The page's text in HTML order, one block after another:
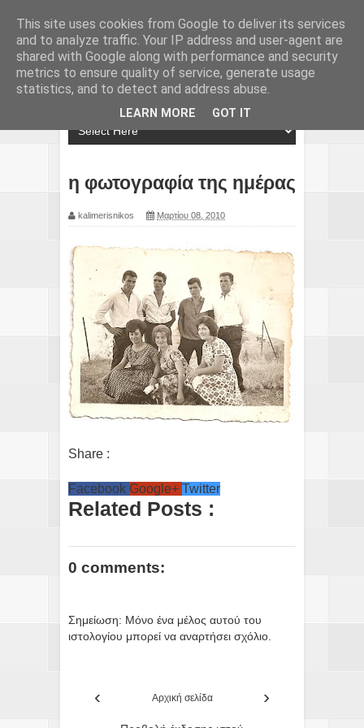
η φωτογραφία της ημέρας
kalimerisnikos Μαρτίου 08, 2010
Share :
Facebook Google+ Twitter
Related Posts :
0 comments:
Σημείωση: Μόνο ένα μέλος αυτού του
ιστολογίου μπορεί να αναρτήσει σχόλιο.
‹ ›
Αρχική σελίδα
This site uses cookies from Google to deliver its services
and to analyze traffic. Your IP address and user-agent are
shared with Google along with performance and security
metrics to ensure quality of service, generate usage
statistics, and to detect and address abuse.
LEARN MORE GOT IT